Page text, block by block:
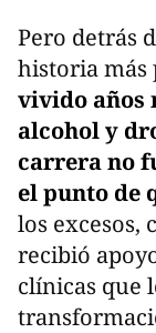
Pero detrás
historia más
vivido años
alcohol y
carrera no
el punto de
los excesos,
recibió
clínicas que